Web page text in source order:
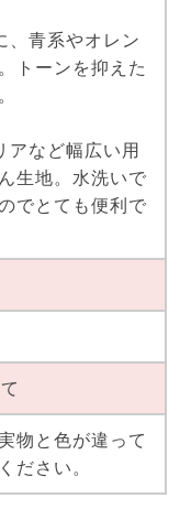
、青系やオレン
トーンを抑えた
アなど幅広い用
生地。水洗いで
でとても便利で
物と色が違って
ださい。